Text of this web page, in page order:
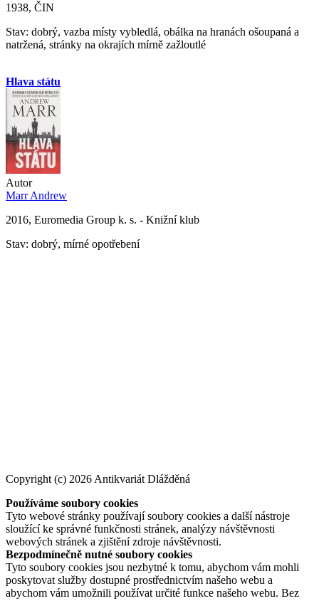
1938, ČIN
Stav: dobrý, vazba místy vybledlá, obálka na hranách ošoupaná a
natržená, stránky na okrajích mírně zažloutlé
Hlava státu
Autor
Marr Andrew
2016, Euromedia Group k. s. - Knižní klub
Stav: dobrý, mírné opotřebení
Copyright (c) 2026 Antikvariát Dlážděná
Používáme soubory cookies
Tyto webové stránky používají soubory cookies a další nástroje
sloužící ke správné funkčnosti stránek, analýzy návštěvnosti
webových stránek a zjištění zdroje návštěvnosti.
Bezpodmínečně nutné soubory cookies
Tyto soubory cookies jsou nezbytné k tomu, abychom vám mohli
poskytovat služby dostupné prostřednictvím našeho webu a
abychom vám umožnili používat určité funkce našeho webu. Bez